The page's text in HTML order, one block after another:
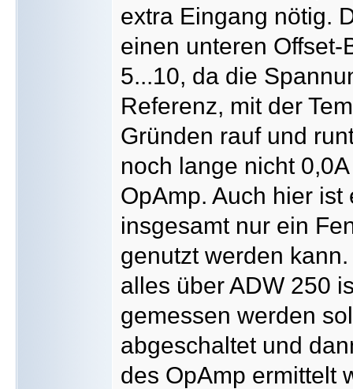
extra Eingang nötig.
einen unteren
5...10, da die
Referenz, mit der
Gründen rauf und
noch lange nicht
OpAmp. Auch hier
insgesamt nur ein
genutzt werden
alles über ADW 250
gemessen werden
abgeschaltet und
des OpAmp ermittelt